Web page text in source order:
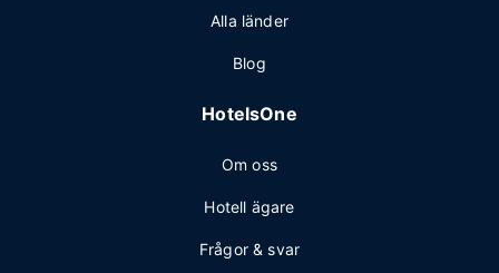
Alla länder
Blog
HotelsOne
Om oss
Hotell ägare
Frågor & svar